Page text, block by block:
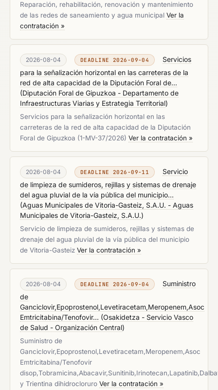
Reparación, rehabilitación, renovación y mantenimiento
de las redes de saneamiento y agua municipal Ver la
contratación »
2026-08-04 DEADLINE 2026-09-04
Servicios
para la señalización horizontal en las carreteras de la
red de alta capacidad de la Diputación Foral de...
(Diputación Foral de Gipuzkoa - Departamento de
Infraestructuras Viarias y Estrategia Territorial)
Servicios para la señalización horizontal en las
carreteras de la red de alta capacidad de la Diputación
Foral de Gipuzkoa (1-MV-37/2026) Ver la contratación »
2026-08-04 DEADLINE 2026-09-11
Servicio
de limpieza de sumideros, rejillas y sistemas de drenaje
del agua pluvial de la vía pública del municipio...
(Aguas Municipales de Vitoria-Gasteiz, S.A.U. - Aguas
Municipales de Vitoria-Gasteiz, S.A.U.)
Servicio de limpieza de sumideros, rejillas y sistemas de
drenaje del agua pluvial de la vía pública del municipio
de Vitoria-Gasteiz Ver la contratación »
2026-08-04 DEADLINE 2026-09-04
Suministro
de
Ganciclovir,Epoprostenol,Levetiracetam,Meropenem,Asoc
Emtricitabina/Tenofovir... (Osakidetza - Servicio Vasco
de Salud - Organización Central)
Suministro de
Ganciclovir,Epoprostenol,Levetiracetam,Meropenem,Asoc
Emtricitabina/Tenofovir
y Trientina dihidrocloruro Ver la contratación »